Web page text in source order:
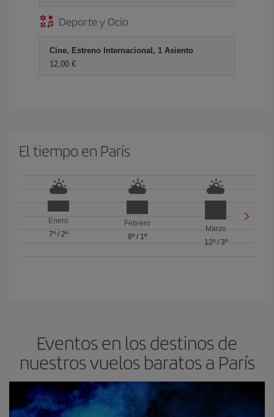
Deporte y Ocio
Cine, Estreno Internacional, 1 Asiento
12,00 €
El tiempo en París
Enero
7º/ 2º
Febrero
8º/ 1º
Marzo
12º/ 3º
Eventos en los destinos de
nuestros vuelos baratos a París